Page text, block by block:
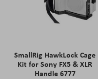
SmallRig HawkLock Cage
Kit for Sony FX5 & XLR
Handle 6777